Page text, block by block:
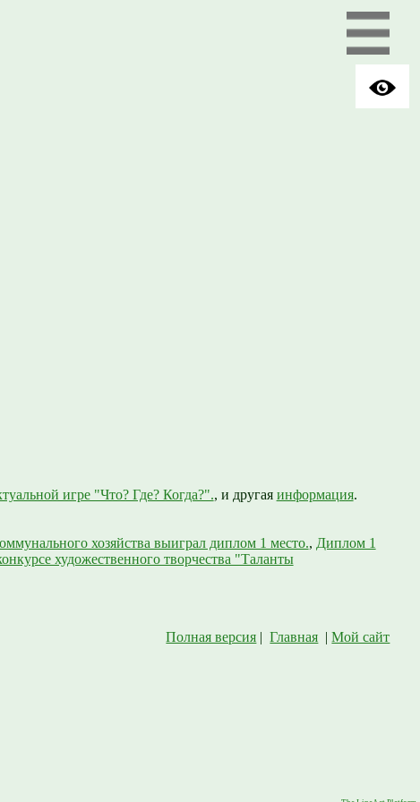
игре "Что? Где? Когда?"., и другая информация.
хозяйства выиграл диплом 1 место., Диплом 1
художественного творчества "Таланты
Полная версия |Главная |Мой сайт